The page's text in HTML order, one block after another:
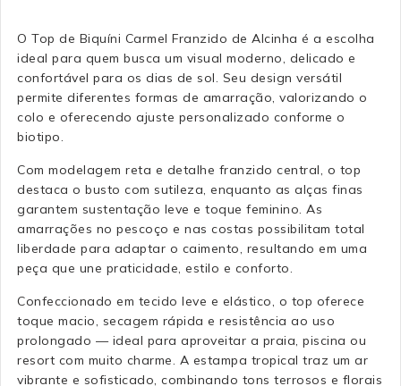
O Top de Biquíni Carmel Franzido de Alcinha é a escolha
ideal para quem busca um visual moderno, delicado e
confortável para os dias de sol. Seu design versátil
permite diferentes formas de amarração, valorizando o
colo e oferecendo ajuste personalizado conforme o
biotipo.
Com modelagem reta e detalhe franzido central, o top
destaca o busto com sutileza, enquanto as alças finas
garantem sustentação leve e toque feminino. As
amarrações no pescoço e nas costas possibilitam total
liberdade para adaptar o caimento, resultando em uma
peça que une praticidade, estilo e conforto.
Confeccionado em tecido leve e elástico, o top oferece
toque macio, secagem rápida e resistência ao uso
prolongado — ideal para aproveitar a praia, piscina ou
resort com muito charme. A estampa tropical traz um ar
vibrante e sofisticado, combinando tons terrosos e florais